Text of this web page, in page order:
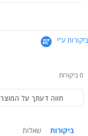
ביקורות ע"י
0 ביקורות
חווה דעתך על המוצר
ביקורות שאלות